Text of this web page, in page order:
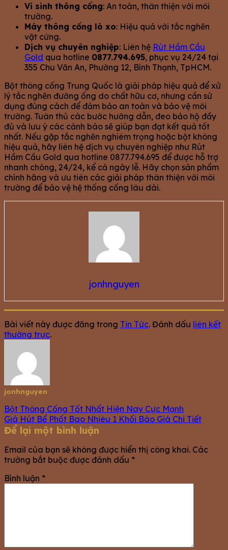
Vi sinh thông cống: An toàn, thân thiện với môi
trường.
Máy thông cống lò xo: Hiệu quả với tắc nghẽn
vật cứng.
Dịch vụ chuyên nghiệp: Liên hệ Rút Hầm Cầu
Gold qua hotline 0877.794.695, phục vụ 24/24 tại
355 Chu Văn An, Phường 12, Bình Thạnh, TpHCM.
Bột thông cống Trung Quốc là giải pháp hiệu quả để xử
lý tắc nghẽn đường ống do chất hữu cơ, nhưng cần sử
dụng đúng cách để đảm bảo an toàn và bảo vệ môi
trường. Tuân thủ các bước hướng dẫn, đeo bảo hộ đầy
đủ và lưu ý các cảnh báo sẽ giúp bạn đạt kết quả tốt
nhất. Nếu gặp tắc nghẽn nghiêm trọng hoặc bột không
hiệu quả, hãy liên hệ dịch vụ chuyên nghiệp như Rút
Hầm Cầu Gold qua hotline 0877.794.695 để được hỗ trợ
nhanh chóng, 24/24, kể cả ngày lễ. Hãy chọn sản phẩm
chính hãng và ưu tiên các giải pháp thân thiện với môi
trường để bảo vệ hệ thống cống lâu dài.
jonhnguyen
Bài viết này được đăng trong Tin Tức. Đánh dấu liên kết
thường trực.
jonhnguyen
Bột Thông Cống Tốt Nhất Hiện Nay Cực Mạnh
Giá Hút Bể Phốt Bao Nhiêu 1 Khối Báo Giá Chi Tiết
Để lại một bình luận
Email của bạn sẽ không được hiển thị công khai. Các
trường bắt buộc được đánh dấu *
Bình luận *